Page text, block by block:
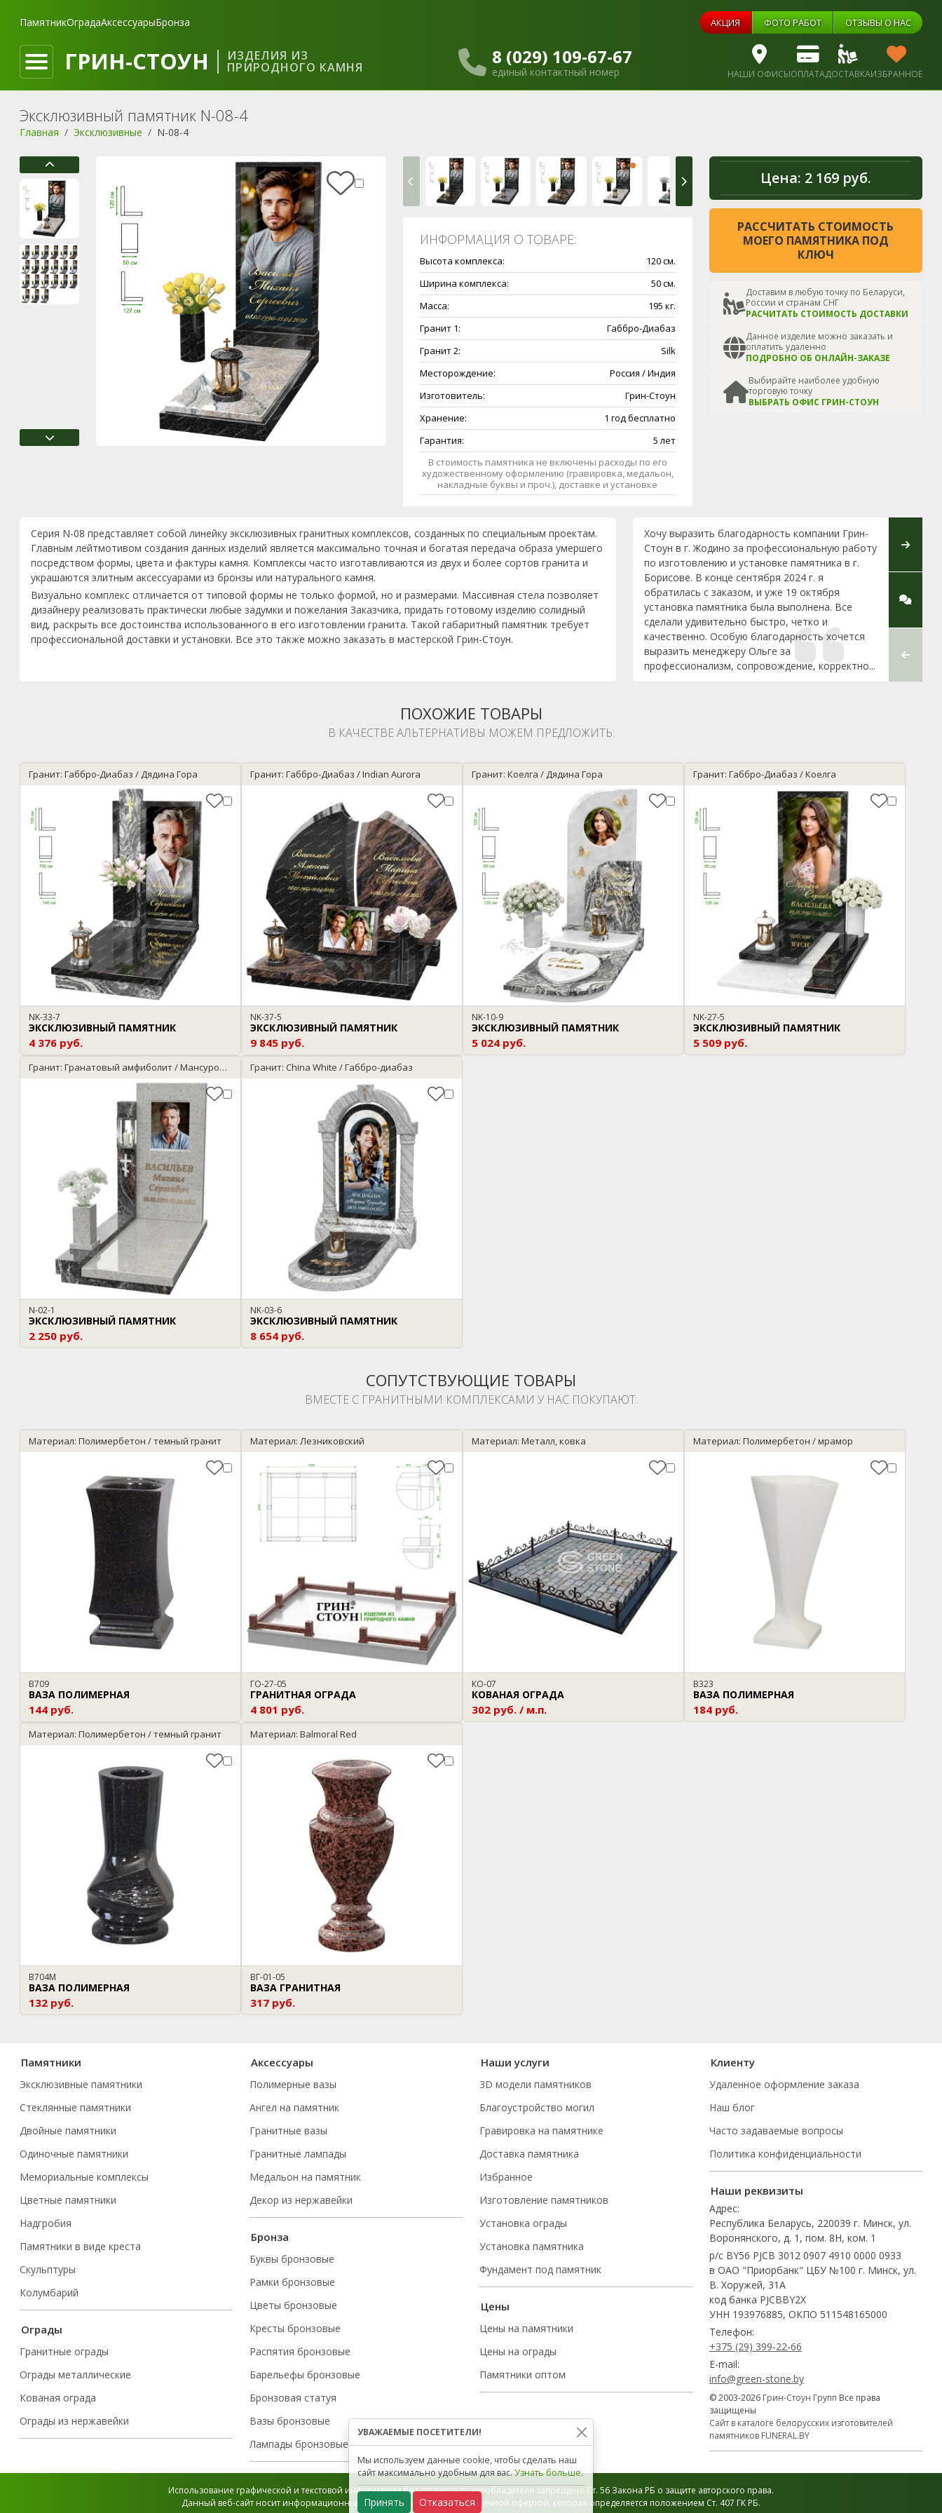
ПамятникОградаАксессуарыБронза АКЦИЯ ФОТО РАБОТ ОТЗЫВЫ О НАС
ГРИН-СТОУН ИЗДЕЛИЯ ИЗ
ПРИРОДНОГО КАМНЯ 8 (029) 109-67-67
единый контактный номер НАШИ ОФИСЫОПЛАТАДОСТАВКАИЗБРАННОЕ
Эксклюзивный памятник N-08-4
Главная Эксклюзивные N-08-4
Цена: 2 169 руб.
РАССЧИТАТЬ СТОИМОСТЬ
МОЕГО ПАМЯТНИКА ПОД
КЛЮЧ
Доставим в любую точку по Беларуси,
России и странам СНГ
РАСЧИТАТЬ СТОИМОСТЬ ДОСТАВКИ
Данное изделие можно заказать и
оплатить удаленно
ПОДРОБНО ОБ ОНЛАЙН-ЗАКАЗЕ
Выбирайте наиболее удобную
торговую точку
ВЫБРАТЬ ОФИС ГРИН-СТОУН
ИНФОРМАЦИЯ О ТОВАРЕ:
Высота комплекса:
120 см.
Ширина комплекса:
50 см.
Масса:
195 кг.
Гранит 1:
Габбро-Диабаз
Гранит 2:
Silk
Месторождение:
Россия / Индия
Изготовитель:
Грин-Стоун
Хранение:
1 год бесплатно
Гарантия:
5 лет
В стоимость памятника не включены расходы по его
художественному оформлению (гравировка, медальон,
накладные буквы и проч.), доставке и установке
Серия N-08 представляет собой линейку эксклюзивных гранитных комплексов, созданных по специальным проектам.
Главным лейтмотивом создания данных изделий является максимально точная и богатая передача образа умершего
посредством формы, цвета и фактуры камня. Комплексы часто изготавливаются из двух и более сортов гранита и
украшаются элитным аксессуарами из бронзы или натурального камня.
Визуально комплекс отличается от типовой формы не только формой, но и размерами. Массивная стела позволяет
дизайнеру реализовать практически любые задумки и пожелания Заказчика, придать готовому изделию солидный
вид, раскрыть все достоинства использованного в его изготовлении гранита. Такой габаритный памятник требует
профессиональной доставки и установки. Все это также можно заказать в мастерской Грин-Стоун.
Хочу выразить благодарность компании Грин-
Стоун в г. Жодино за профессиональную работу
по изготовлению и установке памятника в г.
Борисове. В конце сентября 2024 г. я
обратилась с заказом, и уже 19 октября
установка памятника была выполнена. Все
сделали удивительно быстро, четко и
качественно. Особую благодарность хочется
выразить менеджеру Ольге за
профессионализм, сопровождение, корректно...
фирмы
Инне,
будучи
ПОХОЖИЕ ТОВАРЫ
В КАЧЕСТВЕ АЛЬТЕРНАТИВЫ МОЖЕМ ПРЕДЛОЖИТЬ:
Гранит: Габбро-Диабаз / Дядина Гора
NK-33-7
ЭКСКЛЮЗИВНЫЙ ПАМЯТНИК
4 376 руб.
Гранит: Габбро-Диабаз / Indian Aurora
NK-37-5
ЭКСКЛЮЗИВНЫЙ ПАМЯТНИК
9 845 руб.
Гранит: Коелга / Дядина Гора
NK-10-9
ЭКСКЛЮЗИВНЫЙ ПАМЯТНИК
5 024 руб.
Гранит: Габбро-Диабаз / Коелга
NK-27-5
ЭКСКЛЮЗИВНЫЙ ПАМЯТНИК
5 509 руб.
Гранит: Гранатовый амфиболит / Мансуровский
N-02-1
ЭКСКЛЮЗИВНЫЙ ПАМЯТНИК
2 250 руб.
Гранит: China White / Габбро-диабаз
NK-03-6
ЭКСКЛЮЗИВНЫЙ ПАМЯТНИК
8 654 руб.
СОПУТСТВУЮЩИЕ ТОВАРЫ
ВМЕСТЕ С ГРАНИТНЫМИ КОМПЛЕКСАМИ У НАС ПОКУПАЮТ:
Материал: Полимербетон / темный гранит
В709
ВАЗА ПОЛИМЕРНАЯ
144 руб.
Материал: Лезниковский
ГО-27-05
ГРАНИТНАЯ ОГРАДА
4 801 руб.
Материал: Металл, ковка
КО-07
КОВАНАЯ ОГРАДА
302 руб. / м.п.
Материал: Полимербетон / мрамор
В323
ВАЗА ПОЛИМЕРНАЯ
184 руб.
Материал: Полимербетон / темный гранит
В704М
ВАЗА ПОЛИМЕРНАЯ
132 руб.
Материал: Balmoral Red
ВГ-01-05
ВАЗА ГРАНИТНАЯ
317 руб.
Памятники
Эксклюзивные памятники
Стеклянные памятники
Двойные памятники
Одиночные памятники
Мемориальные комплексы
Цветные памятники
Надгробия
Памятники в виде креста
Скульптуры
Колумбарий
Ограды
Гранитные ограды
Ограды металлические
Кованая ограда
Ограды из нержавейки
Аксессуары
Полимерные вазы
Ангел на памятник
Гранитные вазы
Гранитные лампады
Медальон на памятник
Декор из нержавейки
Бронза
Буквы бронзовые
Рамки бронзовые
Цветы бронзовые
Кресты бронзовые
Распятия бронзовые
Барельефы бронзовые
Бронзовая статуя
Вазы бронзовые
Лампады бронзовые
Наши услуги
3D модели памятников
Благоустройство могил
Гравировка на памятнике
Доставка памятника
Избранное
Изготовление памятников
Установка ограды
Установка памятника
Фундамент под памятник
Цены
Цены на памятники
Цены на ограды
Памятники оптом
Клиенту
Удаленное оформление заказа
Наш блог
Часто задаваемые вопросы
Политика конфиденциальности
Наши реквизиты
Адрес:
Республика Беларусь, 220039 г. Минск, ул.
Воронянского, д. 1, пом. 8Н, ком. 1
р/с BY56 PJCB 3012 0907 4910 0000 0933
в ОАО "Приорбанк" ЦБУ №100 г. Минск, ул.
В. Хоружей, 31А
код банка PJCBBY2X
УНН 193976885, ОКПО 511548165000
Телефон:
+375 (29) 399-22-66
E-mail:
info@green-stone.by
© 2003-2026 Грин-Стоун Групп Все права
защищены
Сайт в каталоге белорусских изготовителей
памятников FUNERAL.BY
Использование графической и текстовой информации без согласия правообладателя запрещено Ст. 56 Закона РБ о защите авторского права.
Данный веб-сайт носит информационный характер и не является публичной офертой, которая определяется положением Ст. 407 ГК РБ.
УВАЖАЕМЫЕ ПОСЕТИТЕЛИ!
Мы используем данные cookie, чтобы сделать наш
сайт максимально удобным для вас.Узнать больше.
Принять Отказаться